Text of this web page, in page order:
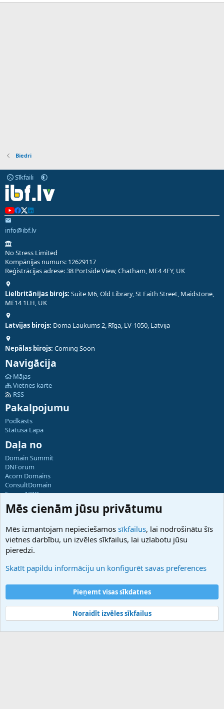
Biedri
Sīkfaili
info@ibf.lv
No Stress Limited
Kompānijas numurs: 12629117
Reģistrācijas adrese: 38 Portside View, Chatham, ME4 4FY, UK
Lielbritānijas birojs: Suite M6, Old Library, St Faith Street, Maidstone,
ME14 1LH, UK
Latvijas birojs: Doma Laukums 2, Rīga, LV-1050, Latvija
Nepālas birojs: Coming Soon
Navigācija
Mājas
Vietnes karte
RSS
Pakalpojumu
Podkāsts
Statusa Lapa
Daļa no
Domain Summit
DNForum
Acorn Domains
ConsultDomain
ForumNDD
Domainforum.ro
27.be
Hostmaria
Atbalsts
Palīdzība
Noteikumi un nosacījumi
Privātuma politika
Community platform by XenForo® © 2010-2025 XenForo Ltd.
Mēs cienām jūsu privātumu
Mēs izmantojam nepieciešamos sīkfailus, lai nodrošinātu šīs
vietnes darbību, un izvēles sīkfailus, lai uzlabotu jūsu
pieredzi.
Skatīt papildu informāciju un konfigurēt savas preferences
Pieņemt visas sīkdatnes
Noraidīt izvēles sīkfailus